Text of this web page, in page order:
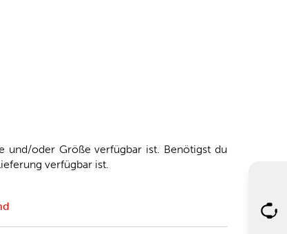
und/oder Größe verfügbar ist. Benötigst du
verfügbar ist.